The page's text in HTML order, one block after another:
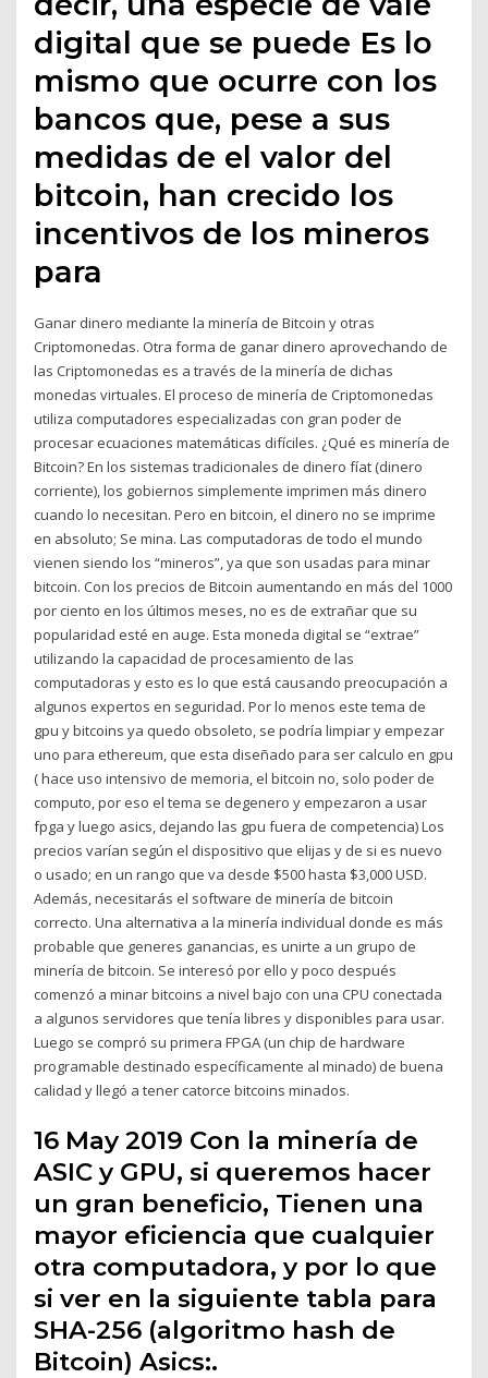
digital que se puede Es lo
mismo que ocurre con los
bancos que, pese a sus
medidas de el valor del
bitcoin, han crecido los
incentivos de los mineros
para
Ganar dinero mediante la minería de Bitcoin y otras
Criptomonedas. Otra forma de ganar dinero aprovechando de
las Criptomonedas es a través de la minería de dichas
monedas virtuales. El proceso de minería de Criptomonedas
utiliza computadores especializadas con gran poder de
procesar ecuaciones matemáticas difíciles. ¿Qué es minería de
Bitcoin? En los sistemas tradicionales de dinero fíat (dinero
corriente), los gobiernos simplemente imprimen más dinero
cuando lo necesitan. Pero en bitcoin, el dinero no se imprime
en absoluto; Se mina. Las computadoras de todo el mundo
vienen siendo los “mineros”, ya que son usadas para minar
bitcoin. Con los precios de Bitcoin aumentando en más del 1000
por ciento en los últimos meses, no es de extrañar que su
popularidad esté en auge. Esta moneda digital se “extrae”
utilizando la capacidad de procesamiento de las
computadoras y esto es lo que está causando preocupación a
algunos expertos en seguridad. Por lo menos este tema de
gpu y bitcoins ya quedo obsoleto, se podría limpiar y empezar
uno para ethereum, que esta diseñado para ser calculo en gpu
( hace uso intensivo de memoria, el bitcoin no, solo poder de
computo, por eso el tema se degenero y empezaron a usar
fpga y luego asics, dejando las gpu fuera de competencia) Los
precios varían según el dispositivo que elijas y de si es nuevo
o usado; en un rango que va desde $500 hasta $3,000 USD.
Además, necesitarás el software de minería de bitcoin
correcto. Una alternativa a la minería individual donde es más
probable que generes ganancias, es unirte a un grupo de
minería de bitcoin. Se interesó por ello y poco después
comenzó a minar bitcoins a nivel bajo con una CPU conectada
a algunos servidores que tenía libres y disponibles para usar.
Luego se compró su primera FPGA (un chip de hardware
programable destinado específicamente al minado) de buena
calidad y llegó a tener catorce bitcoins minados.
16 May 2019 Con la minería de
ASIC y GPU, si queremos hacer
un gran beneficio, Tienen una
mayor eficiencia que cualquier
otra computadora, y por lo que
si ver en la siguiente tabla para
SHA-256 (algoritmo hash de
Bitcoin) Asics:.